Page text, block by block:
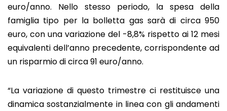
euro/anno. Nello stesso periodo, la spesa della
famiglia tipo per la bolletta gas sarà di circa 950
euro, con una variazione del -8,8% rispetto ai 12 mesi
equivalenti dell’anno precedente, corrispondente ad
un risparmio di circa 91 euro/anno.
“La variazione di questo trimestre ci restituisce una
dinamica sostanzialmente in linea con gli andamenti